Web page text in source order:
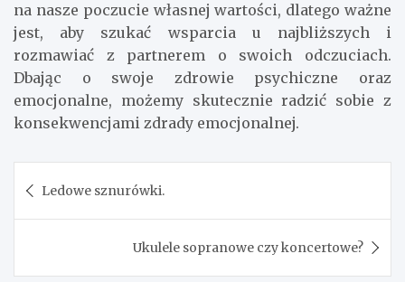
na nasze poczucie własnej wartości, dlatego ważne
jest, aby szukać wsparcia u najbliższych i
rozmawiać z partnerem o swoich odczuciach.
Dbając o swoje zdrowie psychiczne oraz
emocjonalne, możemy skutecznie radzić sobie z
konsekwencjami zdrady emocjonalnej.
wpisu
Ledowe sznurówki.
Ukulele sopranowe czy koncertowe?